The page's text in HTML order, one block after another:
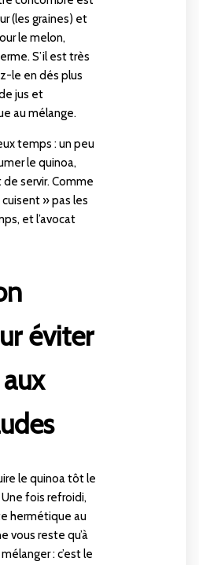
(les graines) et
le melon,
S’il est très
le en dés plus
jus et
au mélange.
temps : un peu
le quinoa,
servir. Comme
cuisent » pas les
et l’avocat
éviter
le quinoa tôt le
fois refroidi,
hermétique au
vous reste qu’à
: c’est le